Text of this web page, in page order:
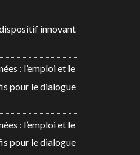
innovant
: l’emploi et le
pour le dialogue
: l’emploi et le
pour le dialogue